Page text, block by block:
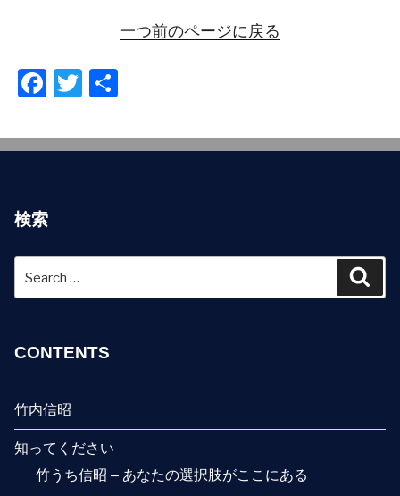
一つ前のページに戻る
F
c
o
o
k
T
tt
検索
CONTENTS
竹内信昭
知ってください
竹うち信昭 – あなたの選択肢がここにある